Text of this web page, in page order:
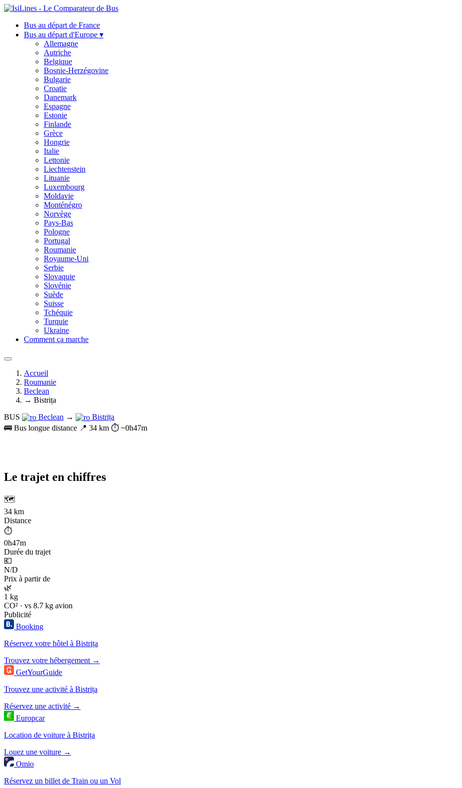
Bus au départ de France
Bus au départ d'Europe ▾
Allemagne
Autriche
Belgique
Bosnie-Herzégovine
Bulgarie
Croatie
Danemark
Espagne
Estonie
Finlande
Grèce
Hongrie
Italie
Lettonie
Liechtenstein
Lituanie
Luxembourg
Moldavie
Monténégro
Norvège
Pays-Bas
Pologne
Portugal
Roumanie
Royaume-Uni
Serbie
Slovaquie
Slovénie
Suède
Suisse
Tchéquie
Turquie
Ukraine
Comment ça marche
Accueil
Roumanie
Beclean
→ Bistrița
BUS
Beclean →
Bistrița
🚌 Bus longue distance 📍 34 km ⏱️ ~0h47m
Le trajet en chiffres
🗺️
34 km
Distance
⏱️
0h47m
Durée du trajet
💶
N/D
Prix à partir de
🌿
1 kg
CO² · vs 8.7 kg avion
Publicité
Booking
Réservez votre hôtel à Bistrița
Trouvez votre hébergement →
GetYourGuide
Trouvez une activité à Bistrița
Réservez une activité →
Europcar
Location de voiture à Bistrița
Louez une voiture →
Omio
Réservez un billet de Train ou un Vol